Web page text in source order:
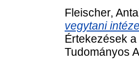
Fleischer,
vegytani
Értekezések
Tudományos